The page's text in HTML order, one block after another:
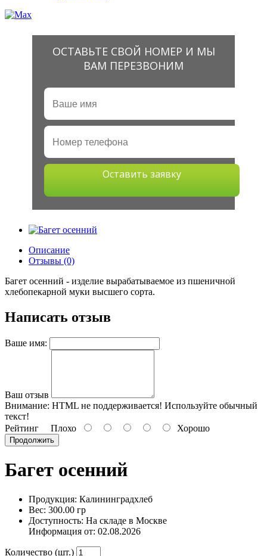
ОСТАВЬТЕ СВОЙ НОМЕР И МЫ
ВАМ ПЕРЕЗВОНИМ
Оставить заявку
Описание
Отзывы (0)
Багет осенний - изделие вырабатываемое из пшеничной
хлебопекарной муки высшего сорта.
Написать отзыв
Ваше имя:
Ваш отзыв
Внимание: HTML не поддерживается! Используйте обычный
текст!
Рейтинг Плохо Хорошо
Продолжить
Багет осенний
Продукция: Калининградхлеб
Вес: 300.00 гр
Доступность: На складе в Москве
Информация от: 02.08.2026
Количество (шт.)